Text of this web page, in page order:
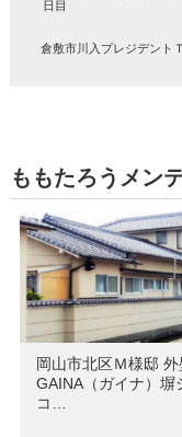
日目
倉敷市川入プレジデント
ももたろうメン
岡山市北区Ｍ様邸 外
GAINA（ガイナ）塀
コ…